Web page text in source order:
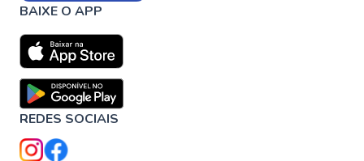
BAIXE O APP
REDES SOCIAIS